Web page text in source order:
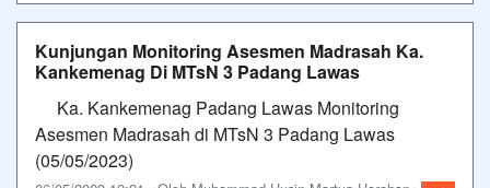
Kunjungan Monitoring Asesmen Madrasah Ka.
Kankemenag Di MTsN 3 Padang Lawas
Ka. Kankemenag Padang Lawas Monitoring
Asesmen Madrasah di MTsN 3 Padang Lawas
(05/05/2023)